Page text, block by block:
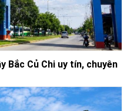
Bắc Củ Chi uy tín, chuyên